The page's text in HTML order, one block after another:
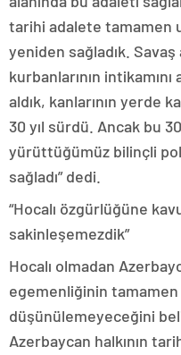
tarihi adalete tamamen
yeniden sağladık. Savaş
kurbanlarının intikamını
aldık, kanlarının yerde
30 yıl sürdü. Ancak bu
yürüttüğümüz bilinçli
sağladı” dedi.
“Hocalı özgürlüğüne
sakinleşemezdik”
Hocalı olmadan
egemenliğinin tamamen
düşünülemeyeceğini
Azerbaycan halkının